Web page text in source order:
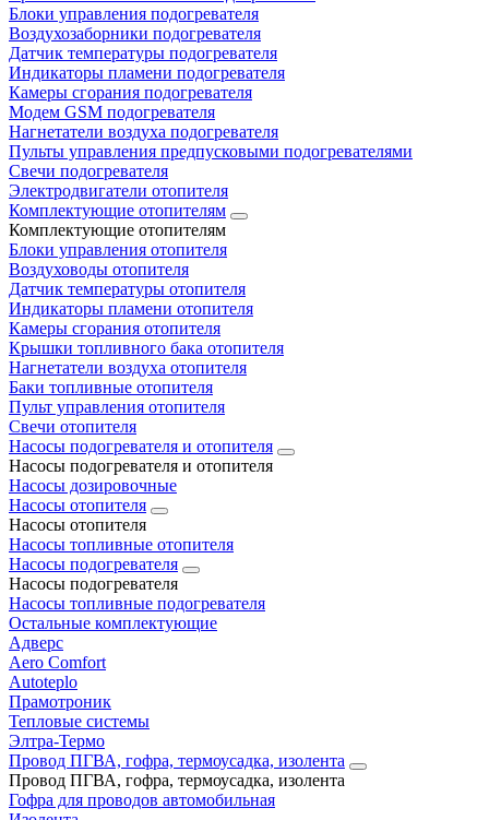
Блоки управления подогревателя
Воздухозаборники подогревателя
Датчик температуры подогревателя
Индикаторы пламени подогревателя
Камеры сгорания подогревателя
Модем GSM подогревателя
Нагнетатели воздуха подогревателя
Пульты управления предпусковыми подогревателями
Свечи подогревателя
Электродвигатели отопителя
Комплектующие отопителям
Комплектующие отопителям
Блоки управления отопителя
Воздуховоды отопителя
Датчик температуры отопителя
Индикаторы пламени отопителя
Камеры сгорания отопителя
Крышки топливного бака отопителя
Нагнетатели воздуха отопителя
Баки топливные отопителя
Пульт управления отопителя
Свечи отопителя
Насосы подогревателя и отопителя
Насосы подогревателя и отопителя
Насосы дозировочные
Насосы отопителя
Насосы отопителя
Насосы топливные отопителя
Насосы подогревателя
Насосы подогревателя
Насосы топливные подогревателя
Остальные комплектующие
Адверс
Aero Comfort
Autoteplo
Прамотроник
Тепловые системы
Элтра-Термо
Провод ПГВА, гофра, термоусадка, изолента
Провод ПГВА, гофра, термоусадка, изолента
Гофра для проводов автомобильная